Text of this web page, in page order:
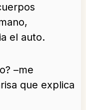
el auto.
–me
que explica